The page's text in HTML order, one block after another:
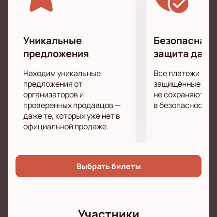
всегда привлекают полные залы. В 2022 году он
России, где все билеты на концерты в Москве и
Петербурге были распроданы.
Сам Филипп Хмыров описывает свой стиль как
"плюс/минус хип-хоп", которым сейчас пользуются
многие. Однако, отличительная особенность его
творчества заключается в том, что он поет о
реальности, а не о впечатлениях о ней.
Уникальные
предложения
Находим уникальные
предложения от
организаторов и
проверенных продавцов —
даже те, которых уже нет в
официальной продаже.
Безопасная
защита
Все платежи
защищённые
не сохраняются
в безопасности.
Выбрать билеты